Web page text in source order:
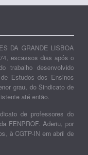
DA GRANDE LISBOA
escassos dias após o
trabalho desenvolvido
Estudos dos Ensinos
grau, do Sindicato de
até então.
de professores do
FENPROF. Aderiu, por
à CGTP-IN em abril de